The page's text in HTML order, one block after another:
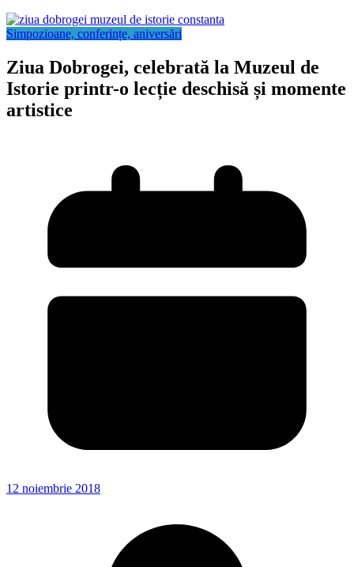
Simpozioane, conferințe, aniversări
Ziua Dobrogei, celebrată la Muzeul de
Istorie printr-o lecție deschisă și momente
artistice
12 noiembrie 2018